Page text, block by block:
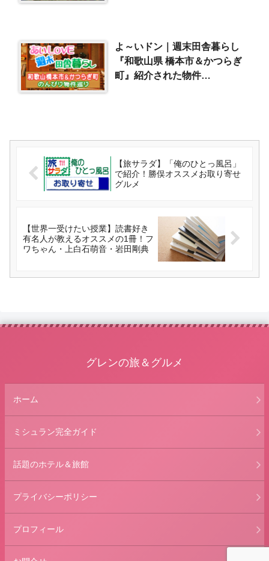
よ～いドン｜週末田舎暮らし
『和歌山県 橋本市＆かつらぎ
町』紹介された物件
【旅サラダ】「俺のひとっ風呂」
で紹介！勝俣オススメお取り寄せ
グルメ
【世界一受けたい授業】読書好き
有名人が教えるオススメの1冊！フ
ワちゃん・上白石萌音・岩田剛典
グレンの旅＆グルメ
ホーム
ミシュラン完全ガイド
話題のホテル＆旅館
プライバシーポリシー
プロフィール